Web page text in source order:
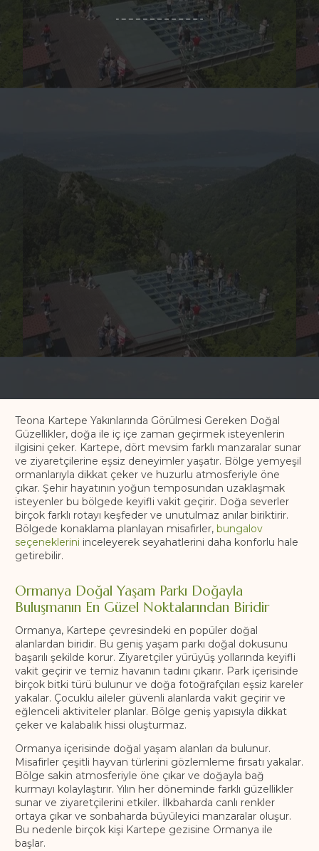
Teona Kartepe Yakınlarında Görülmesi Gereken Doğal
Güzellikler, doğa ile iç içe zaman geçirmek isteyenlerin
ilgisini çeker. Kartepe, dört mevsim farklı manzaralar sunar
ve ziyaretçilerine eşsiz deneyimler yaşatır. Bölge yemyeşil
ormanlarıyla dikkat çeker ve huzurlu atmosferiyle öne
çıkar. Şehir hayatının yoğun temposundan uzaklaşmak
isteyenler bu bölgede keyifli vakit geçirir. Doğa severler
birçok farklı rotayı keşfeder ve unutulmaz anılar biriktirir.
Bölgede konaklama planlayan misafirler, bungalov
seçeneklerini inceleyerek seyahatlerini daha konforlu hale
getirebilir.
Ormanya Doğal Yaşam Parkı Doğayla
Buluşmanın En Güzel Noktalarından Biridir
Ormanya, Kartepe çevresindeki en popüler doğal
alanlardan biridir. Bu geniş yaşam parkı doğal dokusunu
başarılı şekilde korur. Ziyaretçiler yürüyüş yollarında keyifli
vakit geçirir ve temiz havanın tadını çıkarır. Park içerisinde
birçok bitki türü bulunur ve doğa fotoğrafçıları eşsiz kareler
yakalar. Çocuklu aileler güvenli alanlarda vakit geçirir ve
eğlenceli aktiviteler planlar. Bölge geniş yapısıyla dikkat
çeker ve kalabalık hissi oluşturmaz.
Ormanya içerisinde doğal yaşam alanları da bulunur.
Misafirler çeşitli hayvan türlerini gözlemleme fırsatı yakalar.
Bölge sakin atmosferiyle öne çıkar ve doğayla bağ
kurmayı kolaylaştırır. Yılın her döneminde farklı güzellikler
sunar ve ziyaretçilerini etkiler. İlkbaharda canlı renkler
ortaya çıkar ve sonbaharda büyüleyici manzaralar oluşur.
Bu nedenle birçok kişi Kartepe gezisine Ormanya ile
başlar.